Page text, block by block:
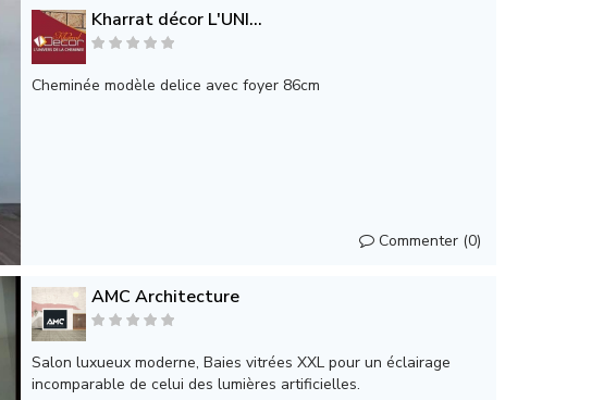
Kharrat décor L'UNI...
Cheminée modèle delice avec foyer 86cm
Commenter (0)
AMC Architecture
Salon luxueux moderne, Baies vitrées XXL pour un éclairage
incomparable de celui des lumières artificielles.